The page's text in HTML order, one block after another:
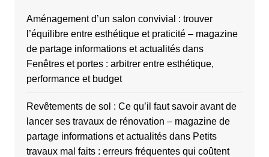
Aménagement d’un salon convivial : trouver
l’équilibre entre esthétique et praticité – magazine
de partage informations et actualitésdans
Fenêtres et portes : arbitrer entre esthétique,
performance et budget
Revêtements de sol : Ce qu’il faut savoir avant de
lancer ses travaux de rénovation – magazine de
partage informations et actualitésdans Petits
travaux mal faits : erreurs fréquentes qui coûtent